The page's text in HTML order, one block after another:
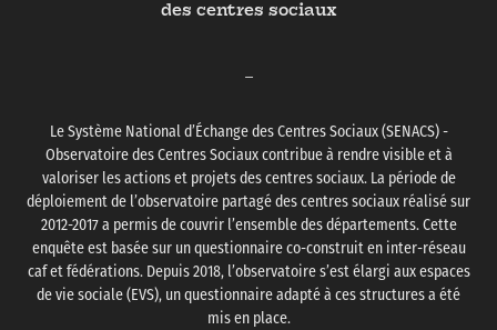
des centres sociaux
Le Système National d’Échange des Centres Sociaux (SENACS) -
Observatoire des Centres Sociaux contribue à rendre visible et à
valoriser les actions et projets des centres sociaux. La période de
déploiement de l’observatoire partagé des centres sociaux réalisé sur
2012-2017 a permis de couvrir l’ensemble des départements. Cette
enquête est basée sur un questionnaire co-construit en inter-réseau
caf et fédérations. Depuis 2018, l’observatoire s’est élargi aux espaces
de vie sociale (EVS), un questionnaire adapté à ces structures a été
mis en place.